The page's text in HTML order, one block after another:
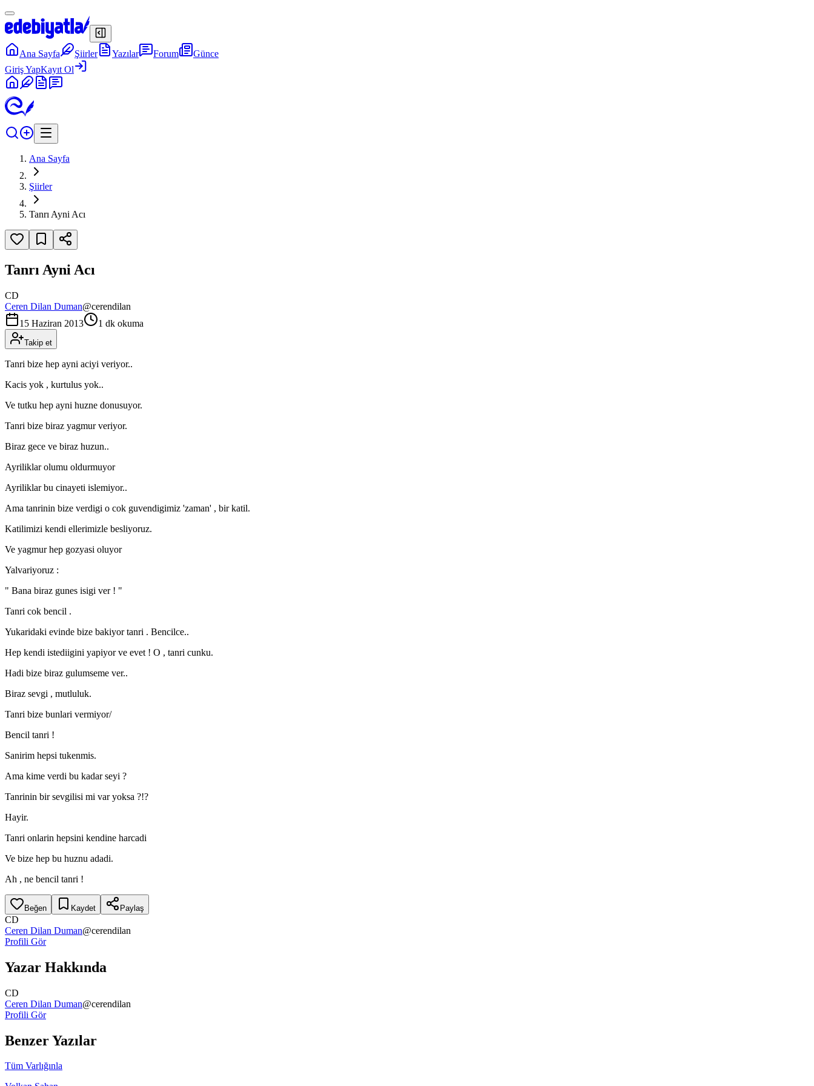
Ana Sayfa Şiirler Yazılar Forum
Günce
Giriş YapKayıt Ol
Ana Sayfa
Şiirler
Tanrı Ayni Acı
Tanrı Ayni Acı
CD
Ceren Dilan Duman@cerendilan
15 Haziran 2013
1 dk okuma
Takip et
Tanri bize hep ayni aciyi veriyor..
Kacis yok , kurtulus yok..
Ve tutku hep ayni huzne donusuyor.
Tanri bize biraz yagmur veriyor.
Biraz gece ve biraz huzun..
Ayriliklar olumu oldurmuyor
Ayriliklar bu cinayeti islemiyor..
Ama tanrinin bize verdigi o cok guvendigimiz 'zaman' , bir katil.
Katilimizi kendi ellerimizle besliyoruz.
Ve yagmur hep gozyasi oluyor
Yalvariyoruz :
" Bana biraz gunes isigi ver ! "
Tanri cok bencil .
Yukaridaki evinde bize bakiyor tanri . Bencilce..
Hep kendi istediigini yapiyor ve evet ! O , tanri cunku.
Hadi bize biraz gulumseme ver..
Biraz sevgi , mutluluk.
Tanri bize bunlari vermiyor/
Bencil tanri !
Sanirim hepsi tukenmis.
Ama kime verdi bu kadar seyi ?
Tanrinin bir sevgilisi mi var yoksa ?!?
Hayir.
Tanri onlarin hepsini kendine harcadi
Ve bize hep bu huznu adadi.
Ah , ne bencil tanri !
Beğen Kaydet Paylaş
CD
Ceren Dilan Duman@cerendilan
Profili Gör
Yazar Hakkında
CD
Ceren Dilan Duman@cerendilan
Profili Gör
Benzer Yazılar
Tüm Varlığınla